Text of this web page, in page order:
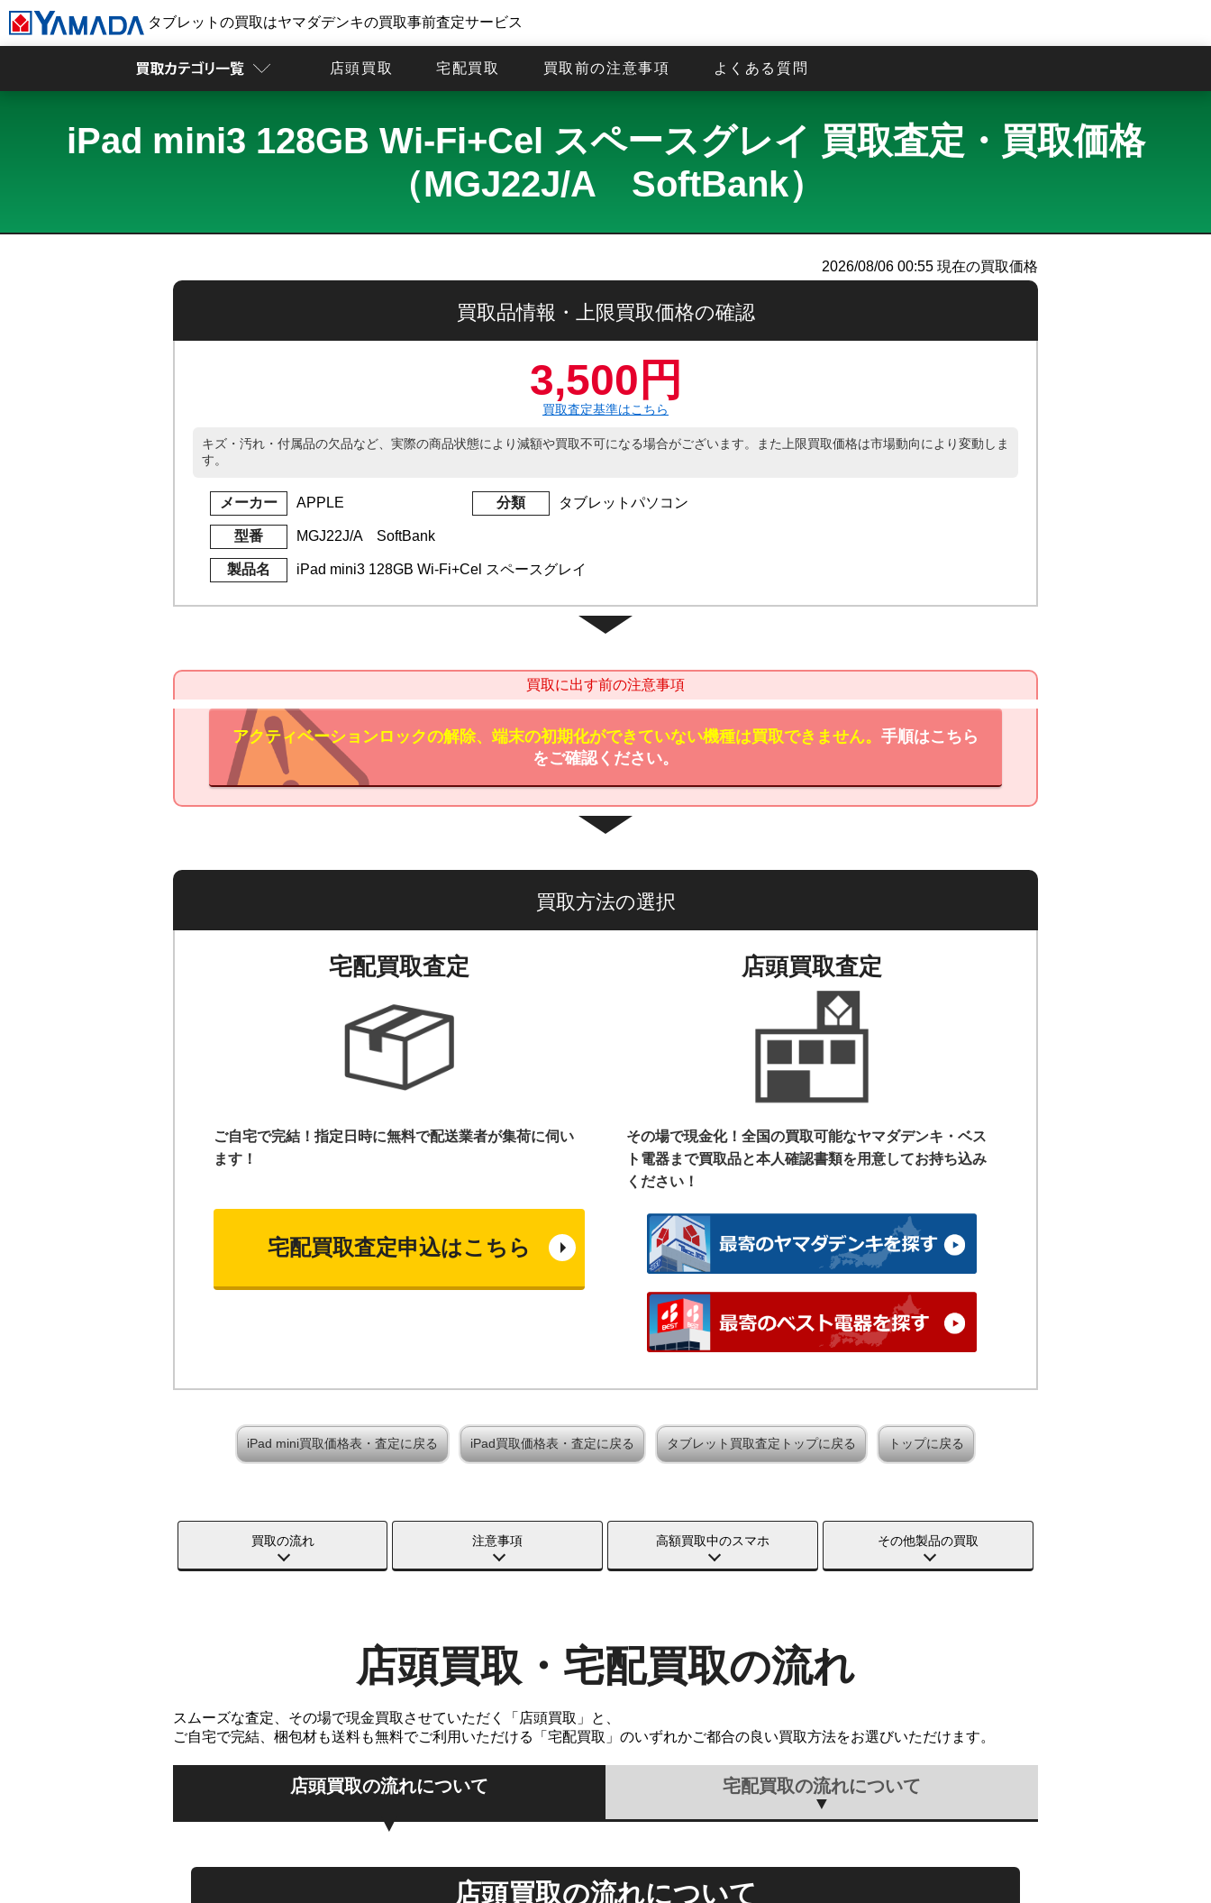
タブレットの買取はヤマダデンキの買取事前査定サービス
店頭買取 宅配買取 買取前の注意事項 よくある質問
iPad mini3 128GB Wi-Fi+Cel スペースグレイ 買取査定・買取価格
（MGJ22J/A SoftBank）
2026/08/06 00:55 現在の買取価格
買取品情報・上限買取価格の確認
3,500円
買取査定基準はこちら
キズ・汚れ・付属品の欠品など、実際の商品状態により減額や買取不可になる場合がございます。また上限買取価格は市場動向により変動しま
す。
メーカー APPLE 分類 タブレットパソコン
型番 MGJ22J/A SoftBank
製品名 iPad mini3 128GB Wi-Fi+Cel スペースグレイ
買取に出す前の注意事項
アクティベーションロックの解除、端末の初期化ができていない機種は買取できません。 手順はこちら
をご確認ください。
買取方法の選択
宅配買取査定
ご自宅で完結！指定日時に無料で配送業者が集荷に伺い
ます！
宅配買取査定申込はこちら
店頭買取査定
その場で現金化！全国の買取可能なヤマダデンキ・ベス
ト電器まで買取品と本人確認書類を用意してお持ち込み
ください！
iPad mini買取価格表・査定に戻る iPad買取価格表・査定に戻る タブレット買取査定トップに戻る トップに戻る
買取の流れ 注意事項 高額買取中のスマホ その他製品の買取
店頭買取・宅配買取の流れ
スムーズな査定、その場で現金買取させていただく「店頭買取」と、
ご自宅で完結、梱包材も送料も無料でご利用いただける「宅配買取」のいずれかご都合の良い買取方法をお選びいただけます。
店頭買取の流れについて 宅配買取の流れについて
店頭買取の流れについて